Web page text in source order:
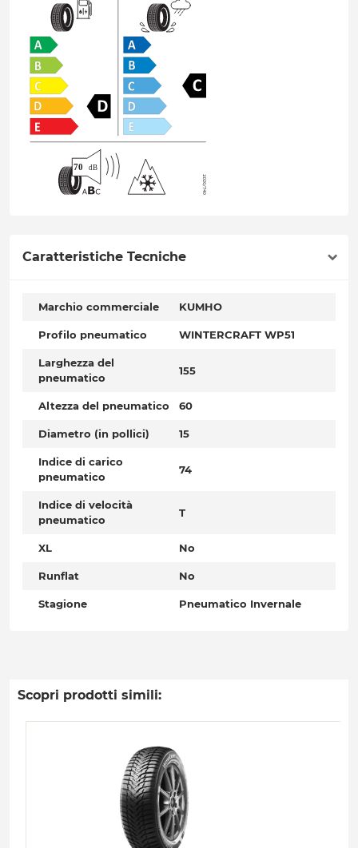
Caratteristiche Tecniche
Marchio commerciale KUMHO
Profilo pneumatico WINTERCRAFT WP51
Larghezza del
pneumatico
155
Altezza del pneumatico 60
Diametro (in pollici) 15
Indice di carico
pneumatico
74
Indice di velocità
pneumatico
T
XL No
Runflat No
Stagione Pneumatico Invernale
Scopri prodotti simili: